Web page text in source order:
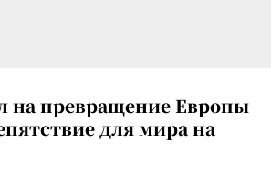
на превращение Европы
для мира на